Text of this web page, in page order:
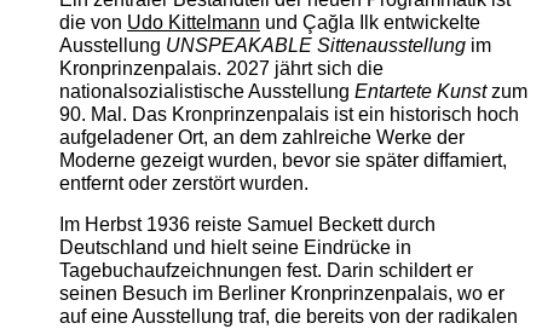
die von Udo Kittelmann und Çağla Ilk entwickelte
Ausstellung UNSPEAKABLE Sittenausstellungim
Kronprinzenpalais. 2027 jährt sich die
nationalsozialistische Ausstellung Entartete Kunstzum
90. Mal. Das Kronprinzenpalais ist ein historisch hoch
aufgeladener Ort, an dem zahlreiche Werke der
Moderne gezeigt wurden, bevor sie später diffamiert,
entfernt oder zerstört wurden.
Im Herbst 1936 reiste Samuel Beckett durch
Deutschland und hielt seine Eindrücke in
Tagebuchaufzeichnungen fest. Darin schildert er
seinen Besuch im Berliner Kronprinzenpalais, wo er
auf eine Ausstellung traf, die bereits von der radikalen